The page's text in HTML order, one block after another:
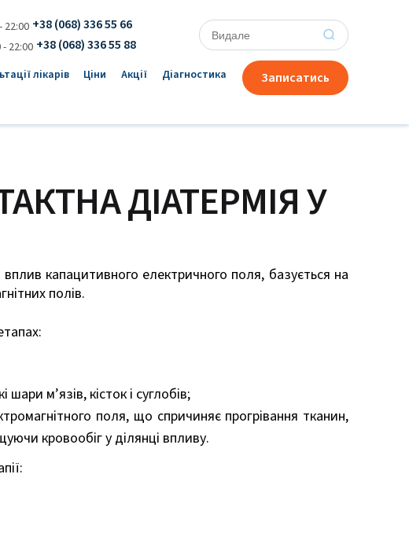
22:00 +38 (068) 336 55 66
22:00 +38 (068) 336 55 88
лікарів Ціни Акції Діагностика Записатись
ДІАТЕРМІЯ У
капацитивного електричного поля, базується на
полів.
м’язів, кісток і суглобів;
поля, що спричиняє прогрівання тканин,
кровообіг у ділянці впливу.